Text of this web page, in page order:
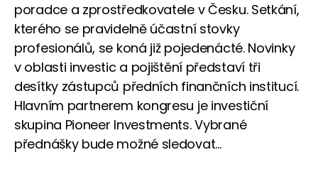
poradce a zprostředkovatele v Česku. Setkání,
kterého se pravidelně účastní stovky
profesionálů, se koná již pojedenácté. Novinky
v oblasti investic a pojištění představí tři
desítky zástupců předních finančních institucí.
Hlavním partnerem kongresu je investiční
skupina Pioneer Investments. Vybrané
přednášky bude možné sledovat...